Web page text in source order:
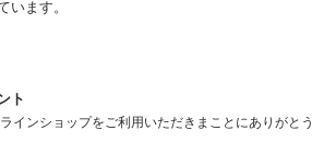
います。
ト
ラインショップをご利用いただきまことにありがとう